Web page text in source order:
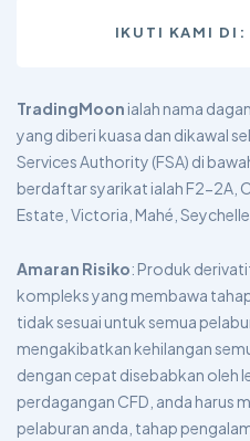
IKUTI KAMI DI:
TradingMoon ialah nama
yang diberi kuasa dan dikawal
Services Authority (FSA) di
berdaftar syarikat ialah F2-2A,
Estate, Victoria, Mahé,
Amaran Risiko: Produk
kompleks yang membawa
tidak sesuai untuk semua
mengakibatkan kehilangan
dengan cepat disebabkan oleh
perdagangan CFD, anda harus
pelaburan anda, tahap